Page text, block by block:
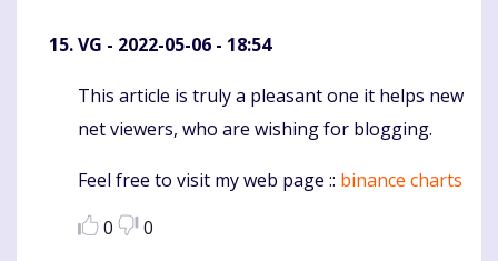
VG - 2022-05-06 - 18:54
Komentaras
This article is truly a pleasant one it helps new
net viewers, who are wishing for blogging.
Feel free to visit my web page :: binance charts
0
0